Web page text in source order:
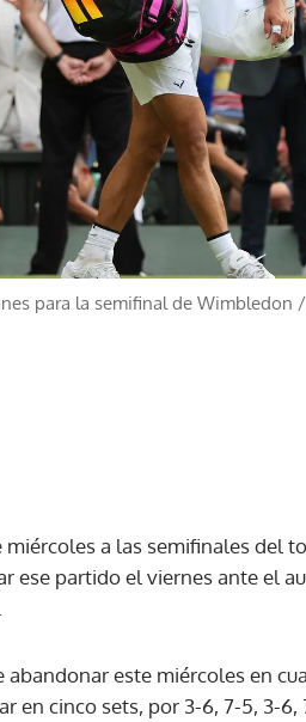
para la semifinal de Wimbledon /
a las semifinales del
ese partido el viernes ante el
este miércoles en
en cinco sets, por 3-6, 7-5, 3-6,